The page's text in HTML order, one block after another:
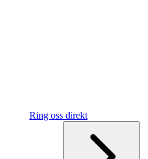
Ring oss direkt